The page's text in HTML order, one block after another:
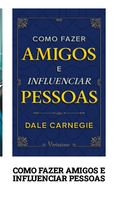
COMO FAZER AMIGOS E
INFLUENCIAR PESSOAS